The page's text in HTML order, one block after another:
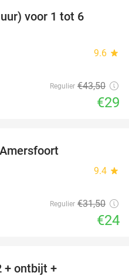
voor 1 tot 6
9.6 star
Regulier €43,50
€29
9.4 star
Regulier €31,50
€24
+ ontbijt +